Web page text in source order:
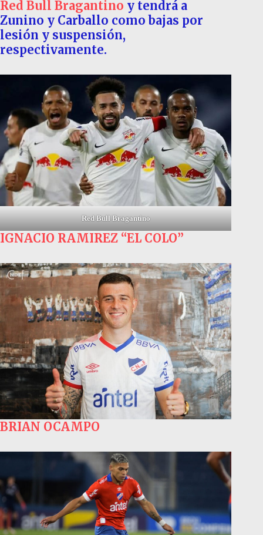
Red Bull Bragantino y tendrá a
Zunino y Carballo como bajas por
lesión y suspensión,
respectivamente.
Red Bull Bragantino
IGNACIO RAMIREZ “EL COLO”
BRIAN OCAMPO